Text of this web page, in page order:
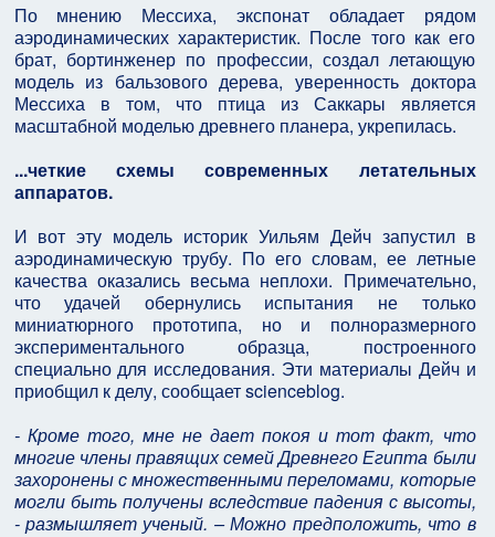
По мнению Мессиха, экспонат обладает рядом
аэродинамических характеристик. После того как его
брат, бортинженер по профессии, создал летающую
модель из бальзового дерева, уверенность доктора
Мессиха в том, что птица из Саккары является
масштабной моделью древнего планера, укрепилась.
...четкие схемы современных летательных
аппаратов.
И вот эту модель историк Уильям Дейч запустил в
аэродинамическую трубу. По его словам, ее летные
качества оказались весьма неплохи. Примечательно,
что удачей обернулись испытания не только
миниатюрного прототипа, но и полноразмерного
экспериментального образца, построенного
специально для исследования. Эти материалы Дейч и
приобщил к делу, сообщает scienceblog.
- Кроме того, мне не дает покоя и тот факт, что
многие члены правящих семей Древнего Египта были
захоронены с множественными переломами, которые
могли быть получены вследствие падения с высоты,
- размышляет ученый. – Можно предположить, что в